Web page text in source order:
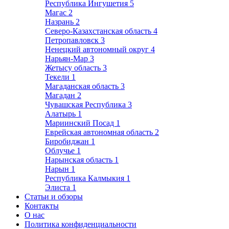
Республика Ингушетия 5
Магас 2
Назрань 2
Северо-Казахстанская область 4
Петропавловск 3
Ненецкий автономный округ 4
Нарьян-Мар 3
Жетысу область 3
Текели 1
Магаданская область 3
Магадан 2
Чувашская Республика 3
Алатырь 1
Мариинский Посад 1
Еврейская автономная область 2
Биробиджан 1
Облучье 1
Нарынская область 1
Нарын 1
Республика Калмыкия 1
Элиста 1
Статьи и обзоры
Контакты
О нас
Политика конфиденциальности